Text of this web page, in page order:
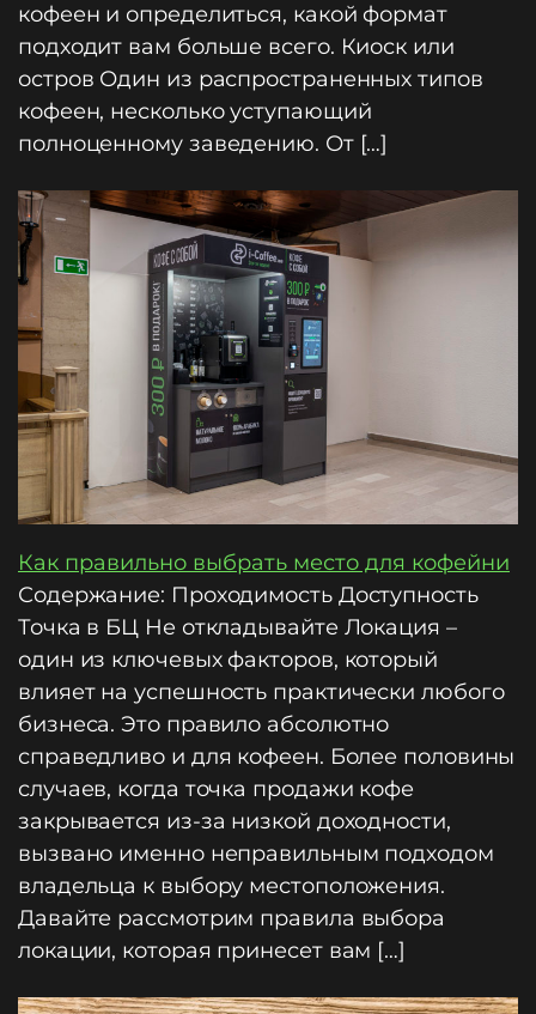
кофеен и определиться, какой формат
подходит вам больше всего. Киоск или
остров Один из распространенных типов
кофеен, несколько уступающий
полноценному заведению. От […]
Как правильно выбрать место для кофейни
Содержание: Проходимость Доступность
Точка в БЦ Не откладывайте Локация –
один из ключевых факторов, который
влияет на успешность практически любого
бизнеса. Это правило абсолютно
справедливо и для кофеен. Более половины
случаев, когда точка продажи кофе
закрывается из-за низкой доходности,
вызвано именно неправильным подходом
владельца к выбору местоположения.
Давайте рассмотрим правила выбора
локации, которая принесет вам […]